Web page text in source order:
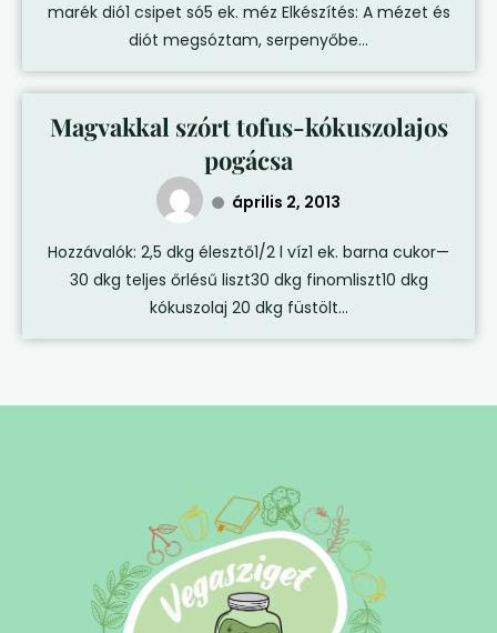
marék dió1 csipet só5 ek. méz Elkészítés: A mézet és
diót megsóztam, serpenyőbe...
Magvakkal szórt tofus-kókuszolajos
pogácsa
április 2, 2013
Hozzávalók: 2,5 dkg élesztő1/2 l víz1 ek. barna cukor—
30 dkg teljes őrlésű liszt30 dkg finomliszt10 dkg
kókuszolaj 20 dkg füstölt...